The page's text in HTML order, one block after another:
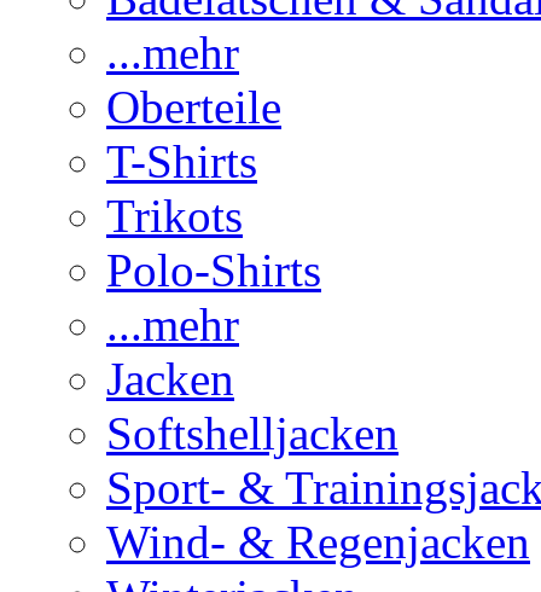
...mehr
Oberteile
T-Shirts
Trikots
Polo-Shirts
...mehr
Jacken
Softshelljacken
Sport- &
Wind- & Regenjacken